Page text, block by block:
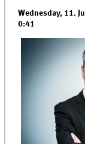
Wednesday, 11.
0:41